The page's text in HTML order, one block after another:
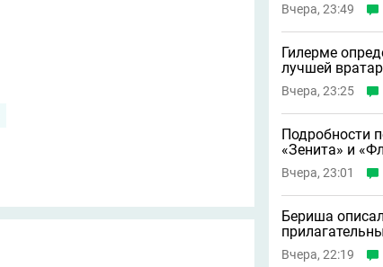
Вчера, 23:49
Гилерме
лучшей
Вчера, 23:25
Подробности
«Зенита» и
Вчера, 23:01
Бериша
Вчера, 22:19